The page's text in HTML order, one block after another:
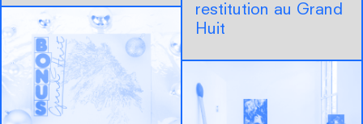
restitution au Grand
Huit